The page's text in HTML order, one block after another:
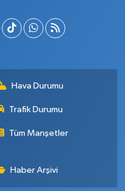
Hava Durumu
Trafik Durumu
Tüm Manşetler
Haber Arşivi